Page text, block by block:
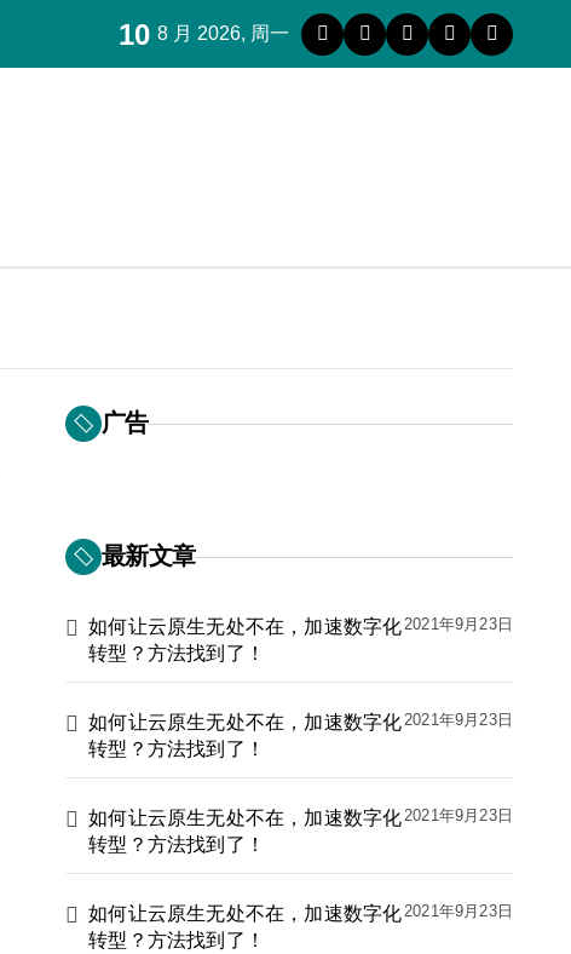
10 8 月 2026, 周一
广告
最新文章
如何让云原生无处不在，加速数字化
转型？方法找到了！
2021年9月23日
如何让云原生无处不在，加速数字化
转型？方法找到了！
2021年9月23日
如何让云原生无处不在，加速数字化
转型？方法找到了！
2021年9月23日
如何让云原生无处不在，加速数字化
转型？方法找到了！
2021年9月23日